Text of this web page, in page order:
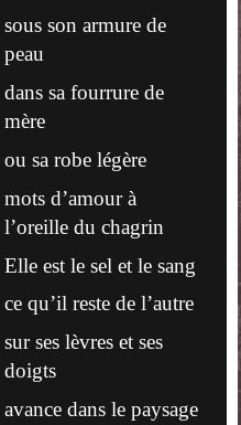
sous son armure de
peau
dans sa fourrure de
mère
ou sa robe légère
mots d’amour à
l’oreille du chagrin
Elle est le sel et le sang
ce qu’il reste de l’autre
sur ses lèvres et ses
doigts
avance dans le paysage